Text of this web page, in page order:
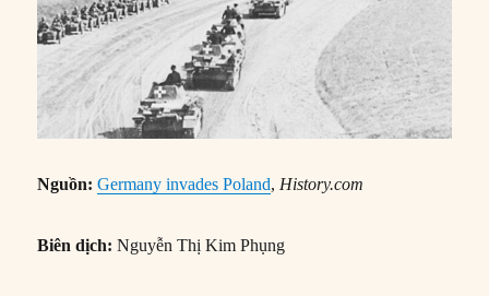
Nguồn:Germany invades Poland,History.com
Biên dịch: Nguyễn Thị Kim Phụng